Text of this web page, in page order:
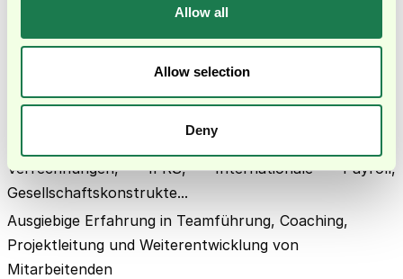
Allow all
Allow selection
Deny
Erfahrung mit verschiedenen modernen Finance-Tools
Prozessautomatisierung und -optimierung
Verrechnungen, IFRS, Internationale Payroll,
Gesellschaftskonstrukte...
Ausgiebige Erfahrung in Teamführung, Coaching,
Projektleitung und Weiterentwicklung von
Mitarbeitenden